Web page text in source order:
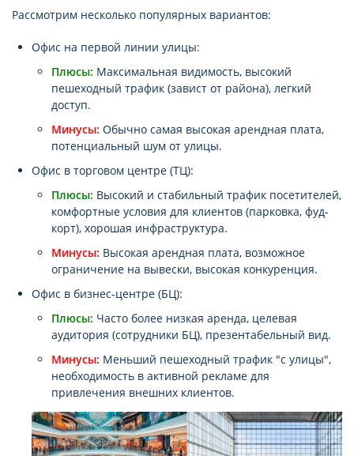
Рассмотрим несколько популярных вариантов:
Офис на первой линии улицы:
Плюсы: Максимальная видимость, высокий
пешеходный трафик (завист от района), легкий
доступ.
Минусы: Обычно самая высокая арендная плата,
потенциальный шум от улицы.
Офис в торговом центре (ТЦ):
Плюсы: Высокий и стабильный трафик посетителей,
комфортные условия для клиентов (парковка, фуд-
корт), хорошая инфраструктура.
Минусы: Высокая арендная плата, возможное
ограничение на вывески, высокая конкуренция.
Офис в бизнес-центре (БЦ):
Плюсы: Часто более низкая аренда, целевая
аудитория (сотрудники БЦ), презентабельный вид.
Минусы: Меньший пешеходный трафик "с улицы",
необходимость в активной рекламе для
привлечения внешних клиентов.